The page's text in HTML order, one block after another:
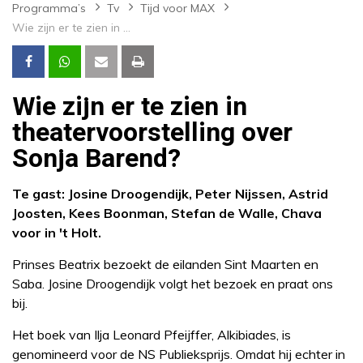
Programma’s Tv
Tijd voor MAX
Wie zijn er te zien in theatervoorstelling over Sonja Barend?
Wie zijn er te zien in
theatervoorstelling over
Sonja Barend?
Te gast: Josine Droogendijk, Peter Nijssen, Astrid
Joosten, Kees Boonman, Stefan de Walle, Chava
voor in 't Holt.
Prinses Beatrix bezoekt de eilanden Sint Maarten en
Saba. Josine Droogendijk volgt het bezoek en praat ons
bij.
Het boek van Ilja Leonard Pfeijffer, Alkibiades, is
genomineerd voor de NS Publieksprijs. Omdat hij echter in